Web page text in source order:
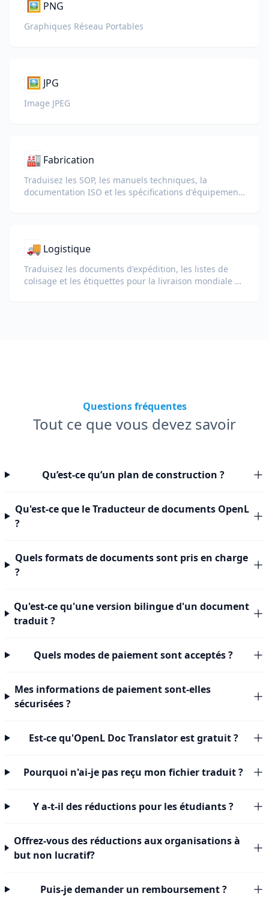
🖼️ PNG
Graphiques Réseau Portables
🖼️ JPG
Image JPEG
🏭 Fabrication
Traduisez les SOP, les manuels techniques, la
documentation ISO et les spécifications d'équipement
🚚 Logistique
Traduisez les documents d'expédition, les listes de
colisage et les étiquettes pour la livraison mondiale et
Questions fréquentes
Tout ce que vous devez savoir
Qu’est-ce qu’un plan de construction ?
Qu'est-ce que le Traducteur de documents OpenL
?
Quels formats de documents sont pris en charge
?
Qu'est-ce qu'une version bilingue d'un document
traduit ?
Quels modes de paiement sont acceptés ?
Mes informations de paiement sont-elles
sécurisées ?
Est-ce qu'OpenL Doc Translator est gratuit ?
Pourquoi n'ai-je pas reçu mon fichier traduit ?
Y a-t-il des réductions pour les étudiants ?
Offrez-vous des réductions aux organisations à
but non lucratif?
Puis-je demander un remboursement ?